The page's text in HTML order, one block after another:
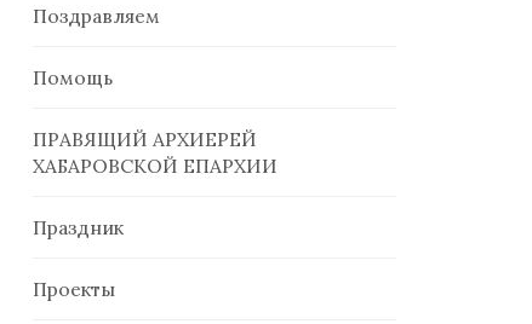
Поздравляем
Помощь
ПРАВЯЩИЙ АРХИЕРЕЙ
ХАБАРОВСКОЙ ЕПАРХИИ
Праздник
Проекты